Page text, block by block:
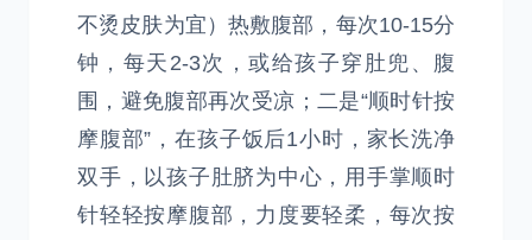
不烫皮肤为宜）热敷腹部，每次10-15分
钟，每天2-3次，或给孩子穿肚兜、腹
围，避免腹部再次受凉；二是“顺时针按
摩腹部”，在孩子饭后1小时，家长洗净
双手，以孩子肚脐为中心，用手掌顺时
针轻轻按摩腹部，力度要轻柔，每次按